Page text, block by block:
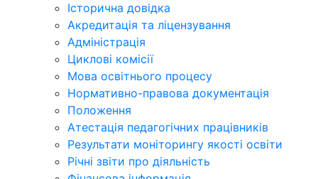
Історична довідка
Акредитація та ліцензування
Адміністрація
Циклові комісії
Мова освітнього процесу
Нормативно-правова документація
Положення
Атестація педагогічних працівників
Результати моніторингу якості освіти
Річні звіти про діяльність